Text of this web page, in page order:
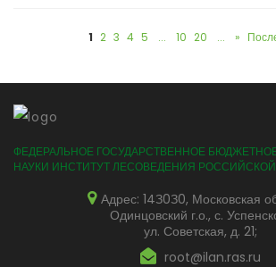
1 2 3 4 5 ... 10 20 ... »
ФЕДЕРАЛЬНОЕ ГОСУДАРСТВЕННОЕ
НАУКИ ИНСТИТУТ ЛЕСОВЕДЕНИЯ
Адрес: 14З0З0, Московская
Одинцовский г.о., с.
ул. Советская, д. 21;
root@ilan.ras.ru